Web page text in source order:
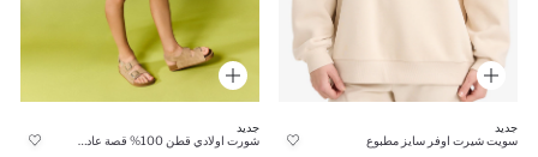
جديد
سويت شيرت اوفر سايز مطبوع
جديد